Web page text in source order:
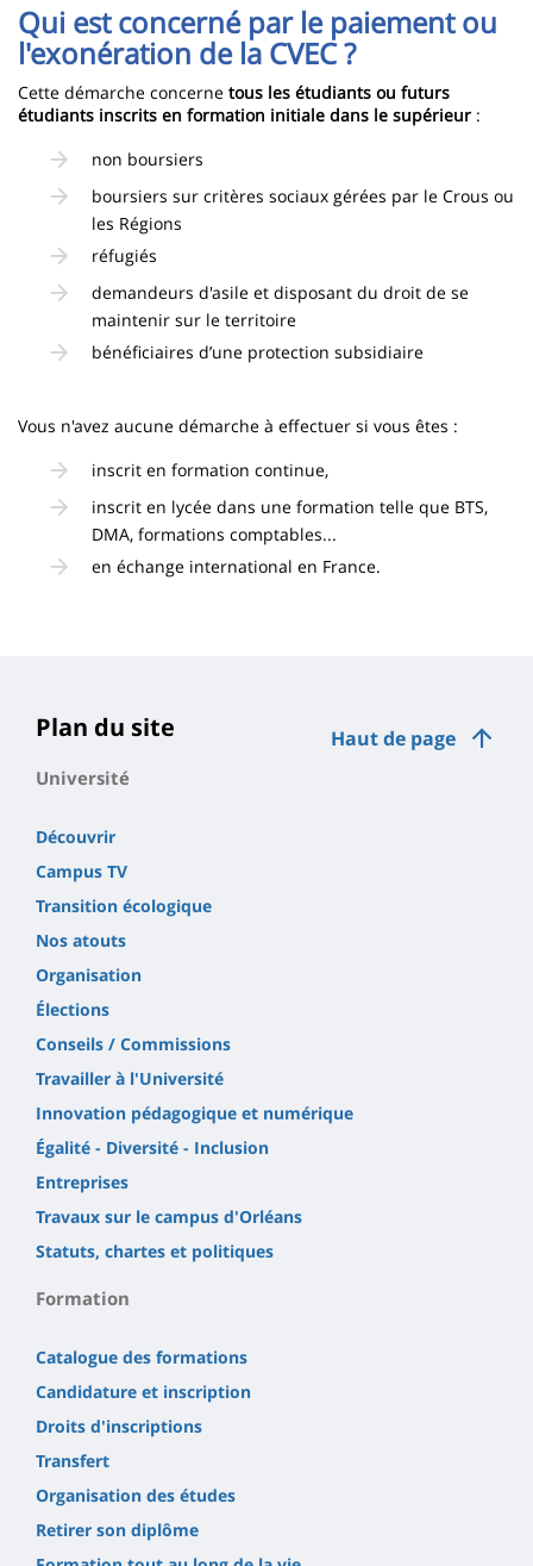
Qui est concerné par le paiement ou
l'exonération de la CVEC ?
Cette démarche concerne tous les étudiants ou futurs
étudiants inscrits en formation initiale dans le supérieur :
non boursiers
boursiers sur critères sociaux gérées par le Crous ou
les Régions
réfugiés
demandeurs d'asile et disposant du droit de se
maintenir sur le territoire
bénéficiaires d’une protection subsidiaire
Vous n'avez aucune démarche à effectuer si vous êtes :
inscrit en formation continue,
inscrit en lycée dans une formation telle que BTS,
DMA, formations comptables...
en échange international en France.
Haut de page
Plan du site
Université
Découvrir
Campus TV
Transition écologique
Nos atouts
Organisation
Élections
Conseils / Commissions
Travailler à l'Université
Innovation pédagogique et numérique
Égalité - Diversité - Inclusion
Entreprises
Travaux sur le campus d'Orléans
Statuts, chartes et politiques
Formation
Catalogue des formations
Candidature et inscription
Droits d'inscriptions
Transfert
Organisation des études
Retirer son diplôme